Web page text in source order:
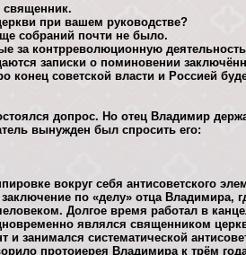
священник.
при вашем руководстве?
собраний почти не было.
за контрреволюционную
записки о поминовении
советской власти и Россией
допрос. Но отец Владимир
вынужден был спросить его:
вокруг себя антисоветского
по «делу» отца Владимира,
Долгое время работал в
являлся священником
и занимался систематической
протоиерея Владимира к трём